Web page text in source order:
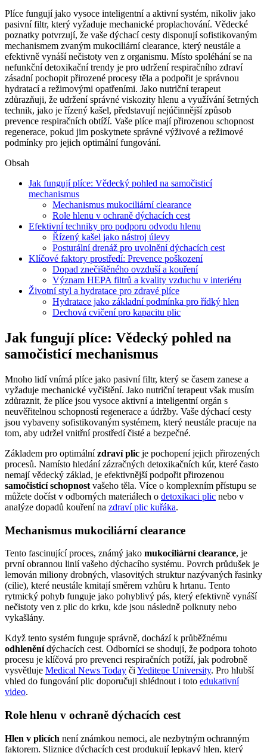
Plíce fungují jako vysoce inteligentní a aktivní systém, nikoliv jako
pasivní filtr, který vyžaduje mechanické proplachování. Vědecké
poznatky potvrzují, že vaše dýchací cesty disponují sofistikovaným
mechanismem zvaným mukociliární clearance, který neustále a
efektivně vynáší nečistoty ven z organismu. Místo spoléhání se na
nefunkční detoxikační trendy je pro udržení respiračního zdraví
zásadní pochopit přirozené procesy těla a podpořit je správnou
hydratací a režimovými opatřeními. Jako nutriční terapeut
zdůrazňuji, že udržení správné viskozity hlenu a využívání šetrných
technik, jako je řízený kašel, představují nejúčinnější způsob
prevence respiračních obtíží. Vaše plíce mají přirozenou schopnost
regenerace, pokud jim poskytnete správné výživové a režimové
podmínky pro jejich optimální fungování.
Obsah
Jak fungují plíce: Vědecký pohled na samočisticí
mechanismus
Mechanismus mukociliární clearance
Role hlenu v ochraně dýchacích cest
Efektivní techniky pro podporu odvodu hlenu
Řízený kašel jako nástroj úlevy
Posturální drenáž pro uvolnění dýchacích cest
Klíčové faktory prostředí: Prevence poškození
Dopad znečištěného ovzduší a kouření
Význam HEPA filtrů a kvality vzduchu v interiéru
Životní styl a hydratace pro zdravé plíce
Hydratace jako základní podmínka pro řídký hlen
Dechová cvičení pro kapacitu plic
Jak fungují plíce: Vědecký pohled na
samočisticí mechanismus
Mnoho lidí vnímá plíce jako pasivní filtr, který se časem zanese a
vyžaduje mechanické vyčištění. Jako nutriční terapeut však musím
zdůraznit, že plíce jsou vysoce aktivní a inteligentní orgán s
neuvěřitelnou schopností regenerace a údržby. Vaše dýchací cesty
jsou vybaveny sofistikovaným systémem, který neustále pracuje na
tom, aby udržel vnitřní prostředí čisté a bezpečné.
Základem pro optimálnízdraví plic je pochopení jejich přirozených
procesů. Namísto hledání zázračných detoxikačních kúr, které často
nemají vědecký základ, je efektivnější podpořit přirozenou
samočisticí schopnost vašeho těla. Více o komplexním přístupu se
můžete dočíst v odborných materiálech o detoxikaci plic nebo v
analýze dopadů kouření na zdraví plic kuřáka.
Mechanismus mukociliární clearance
Tento fascinující proces, známý jako mukociliární clearance, je
první obrannou linií vašeho dýchacího systému. Povrch průdušek je
lemován miliony drobných, vlasovitých struktur nazývaných řasinky
(cilie), které neustále kmitají směrem vzhůru k hrtanu. Tento
rytmický pohyb funguje jako pohyblivý pás, který efektivně vynáší
nečistoty ven z plic do krku, kde jsou následně polknuty nebo
vykašlány.
Když tento systém funguje správně, dochází k průběžnému
odhleněnídýchacích cest. Odborníci se shodují, že podpora tohoto
procesu je klíčová pro prevenci respiračních potíží, jak podrobně
vysvětluje Medical News Today či Yeditepe University. Pro hlubší
vhled do fungování plic doporučuji shlédnout i toto edukativní
video.
Role hlenu v ochraně dýchacích cest
Hlen v plicích není známkou nemoci, ale nezbytným ochranným
faktorem. Sliznice dýchacích cest produkují lepkavý hlen, který